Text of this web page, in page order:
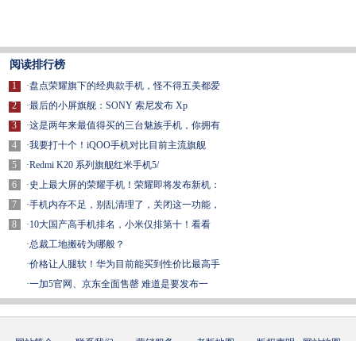
阅读排行榜
1
2
3
4
5
6
7
8
·盘点荣耀旗下的经典款手机，怪不得五美都爱
·最后的小屏旗舰：SONY 索尼发布 Xp
·这是两年来最值得买的三台魅族手机，你拥有
·我要打十个！iQOO手机对比目前主流旗舰
·Redmi K20 系列旗舰红米手机5/
·史上最大屏的荣耀手机！荣耀即将发布新机：
·手机内存不足，别乱清理了，关闭这一功能，
·10大国产高手机排名，小米仅排第十！看看
·总裁工地搬砖为哪般？
·价格让人腿软！华为目前能买到性价比最高手
·一加5官网、京东全面售罄 难道是要发布一